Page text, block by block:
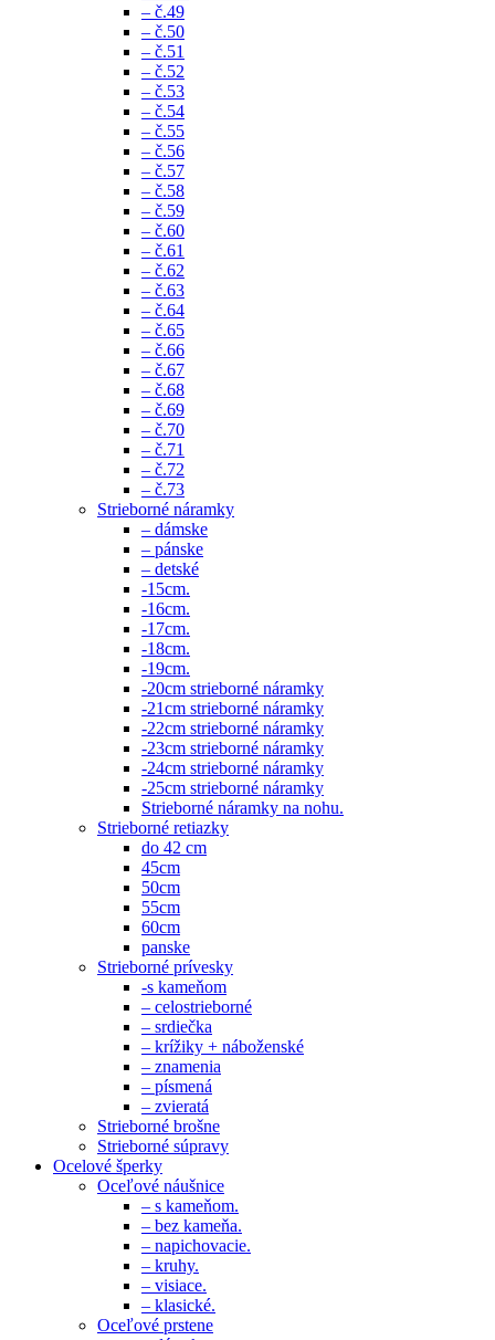
– č.49
– č.50
– č.51
– č.52
– č.53
– č.54
– č.55
– č.56
– č.57
– č.58
– č.59
– č.60
– č.61
– č.62
– č.63
– č.64
– č.65
– č.66
– č.67
– č.68
– č.69
– č.70
– č.71
– č.72
– č.73
Strieborné náramky
– dámske
– pánske
– detské
-15cm.
-16cm.
-17cm.
-18cm.
-19cm.
-20cm strieborné náramky
-21cm strieborné náramky
-22cm strieborné náramky
-23cm strieborné náramky
-24cm strieborné náramky
-25cm strieborné náramky
Strieborné náramky na nohu.
Strieborné retiazky
do 42 cm
45cm
50cm
55cm
60cm
panske
Strieborné prívesky
-s kameňom
– celostrieborné
– srdiečka
– krížiky + náboženské
– znamenia
– písmená
– zvieratá
Strieborné brošne
Strieborné súpravy
Ocelové šperky
Oceľové náušnice
– s kameňom.
– bez kameňa.
– napichovacie.
– kruhy.
– visiace.
– klasické.
Oceľové prstene